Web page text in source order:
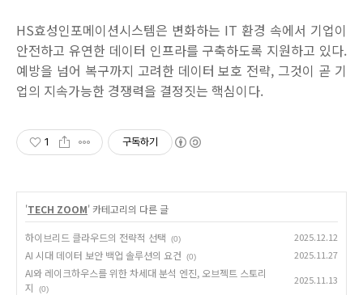
HS효성인포메이션시스템은 변화하는 IT 환경 속에서 기업이
안전하고 유연한 데이터 인프라를 구축하도록 지원하고 있다.
예방을 넘어 복구까지 고려한 데이터 보호 전략, 그것이 곧 기
업의 지속가능한 경쟁력을 결정짓는 핵심이다.
1 구독하기
'TECH ZOOM' 카테고리의 다른 글
하이브리드 클라우드의 전략적 선택 (0) 2025.12.12
AI 시대 데이터 보안 백업 솔루션의 요건 (0) 2025.11.27
AI와 레이크하우스를 위한 차세대 분석 엔진, 오브젝트 스토리
지
(0)
2025.11.13